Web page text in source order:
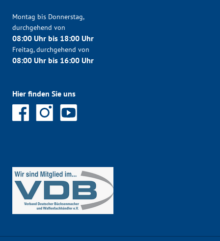
Montag bis Donnerstag,
durchgehend von
08:00 Uhr bis 18:00 Uhr
Freitag, durchgehend von
08:00 Uhr bis 16:00 Uhr
Hier finden Sie uns